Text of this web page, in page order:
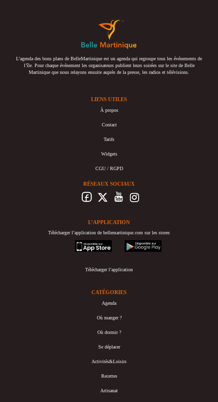
L’agenda des bons plans de BelleMartinique est un agenda qui regroupe tous les événements de
l’île. Pour chaque événement les organisateurs publient leurs soirées sur le site de Belle
Martinique que nous relayons ensuite auprès de la presse, les radios et télévisions.
LIENS UTILES
À propos
Contact
Tarifs
Widgets
CGU / RGPD
RÉSEAUX SOCIAUX
L’APPLICATION
Télécharger l’application de bellemartinique.com sur les stores
appstore
googleplay
Télécharger l’application
CATÉGORIES
Agenda
Où manger ?
Où dormir ?
Se déplacer
Activités&Loisirs
Recettes
Artisanat